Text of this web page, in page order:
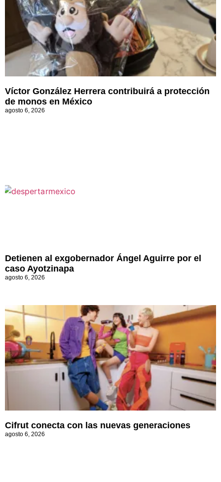
Víctor González Herrera contribuirá a protección
de monos en México
agosto 6, 2026
Detienen al exgobernador Ángel Aguirre por el
caso Ayotzinapa
agosto 6, 2026
Cifrut conecta con las nuevas generaciones
agosto 6, 2026